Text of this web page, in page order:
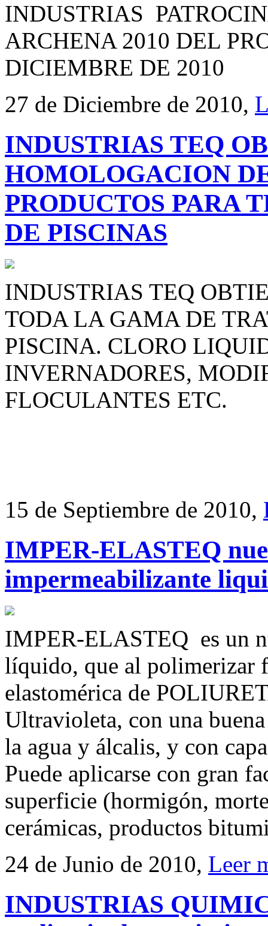
INDUSTRIAS
ARCHENA 2010 DEL
DICIEMBRE DE 2010
27 de Diciembre de 2010,
INDUSTRIAS TEQ
HOMOLOGACION
PRODUCTOS PARA
DE PISCINAS
INDUSTRIAS TEQ
TODA LA GAMA DE
PISCINA. CLORO
INVERNADORES,
FLOCULANTES ETC.
15 de Septiembre de 2010,
IMPER-ELASTEQ
impermeabilizante
IMPER-ELASTEQ es un
líquido, que al polimerizar
elastomérica de
Ultravioleta, con una
la agua y álcalis, y con
Puede aplicarse con gran
superficie (hormigón,
cerámicas, productos
24 de Junio de 2010, Leer
INDUSTRIAS